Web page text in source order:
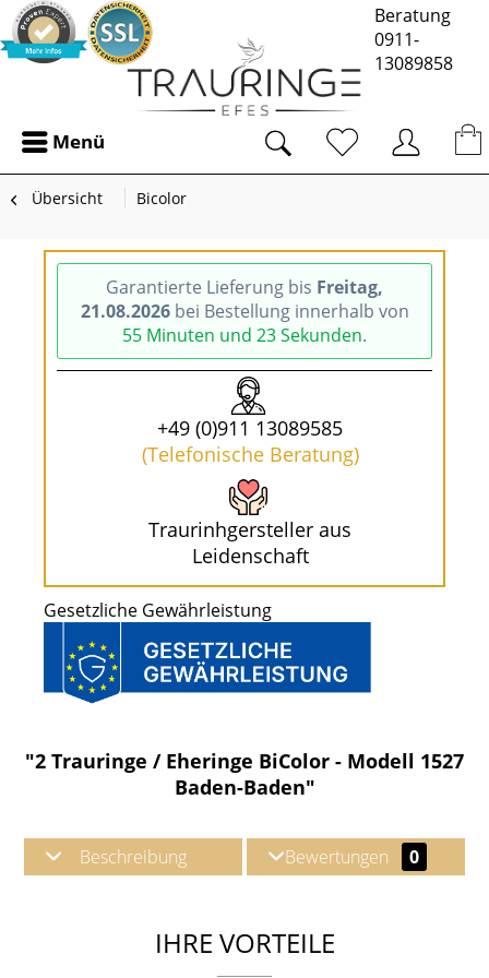
Beratung
0911-
13089858
Menü
Übersicht Bicolor
Garantierte Lieferung bis Freitag,
21.08.2026bei Bestellung innerhalb von
55 Minuten und 23 Sekunden.
+49 (0)911 13089585
(Telefonische Beratung)
Traurinhgersteller aus
Leidenschaft
Gesetzliche Gewährleistung
"2 Trauringe / Eheringe BiColor - Modell 1527
Baden-Baden"
Beschreibung Bewertungen 0
IHRE VORTEILE